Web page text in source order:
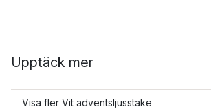
Upptäck mer
Visa fler Vit adventsljusstake